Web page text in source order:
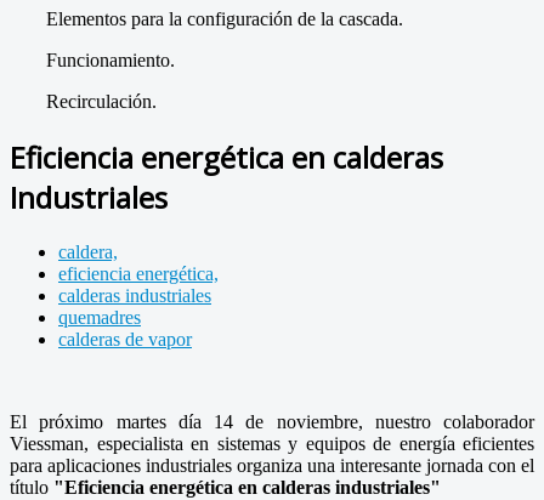
Elementos para la configuración de la cascada.
Funcionamiento.
Recirculación.
Eficiencia energética en calderas
Industriales
caldera,
eficiencia energética,
calderas industriales
quemadres
calderas de vapor
El próximo martes día 14 de noviembre, nuestro colaborador
Viessman, especialista en sistemas y equipos de energía eficientes
para aplicaciones industriales organiza una interesante jornada con el
título "Eficiencia energética en calderas industriales"